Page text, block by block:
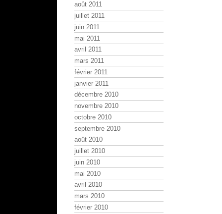
août 2011
juillet 2011
juin 2011
mai 2011
avril 2011
mars 2011
février 2011
janvier 2011
décembre 2010
novembre 2010
octobre 2010
septembre 2010
août 2010
juillet 2010
juin 2010
mai 2010
avril 2010
mars 2010
février 2010